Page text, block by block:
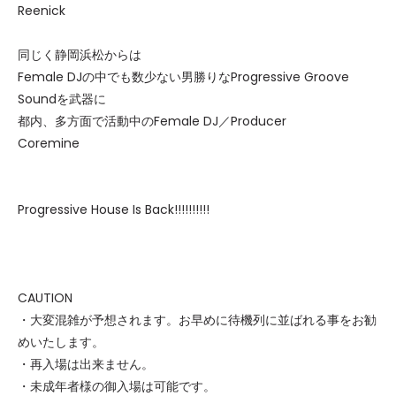
Reenick
同じく静岡浜松からは
Female DJの中でも数少ない男勝りなProgressive Groove
Soundを武器に
都内、多方面で活動中のFemale DJ／Producer
Coremine
Progressive House Is Back!!!!!!!!!!
CAUTION
・大変混雑が予想されます。お早めに待機列に並ばれる事をお勧
めいたします。
・再入場は出来ません。
・未成年者様の御入場は可能です。